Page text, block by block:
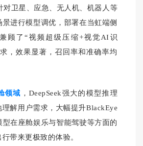
对卫星、应急、无人机、机器人等
进行模型调优，部署在当虹端侧
顾了“视频超级压缩+视觉AI识
，效果显著，召回率和准确率均
领域 ，DeepSeek强大的模型推理
解用户需求，大幅提升BlackEye
型在座舱娱乐与智能驾驶等方面的
带来更极致的体验。